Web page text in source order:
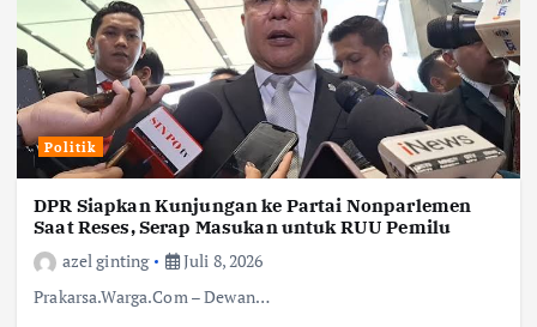
Politik
DPR Siapkan Kunjungan ke Partai Nonparlemen
Saat Reses, Serap Masukan untuk RUU Pemilu
azel ginting
Juli 8, 2026
Prakarsa.Warga.Com – Dewan…